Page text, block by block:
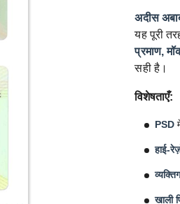
अदीस
यह पूरी
प्रमाण,
सही है।
विशेषताएँ:
PSD
हाई-
खाली